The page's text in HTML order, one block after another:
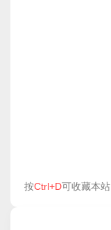
按Ctrl+D可收藏本站